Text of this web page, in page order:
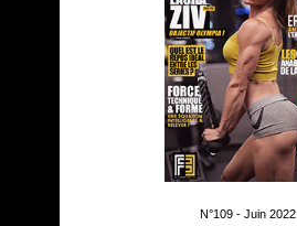
N°109 - Juin 2022